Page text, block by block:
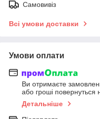
Самовивіз
Всі умови доставки
Умови оплати
Ви отримаєте
або гроші повернуться
Детальніше